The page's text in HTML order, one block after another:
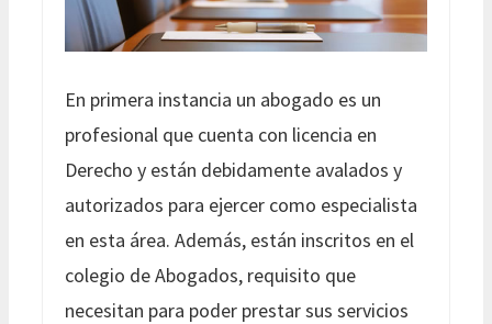
En primera instancia un abogado es un
profesional que cuenta con licencia en
Derecho y están debidamente avalados y
autorizados para ejercer como especialista
en esta área. Además, están inscritos en el
colegio de Abogados, requisito que
necesitan para poder prestar sus servicios